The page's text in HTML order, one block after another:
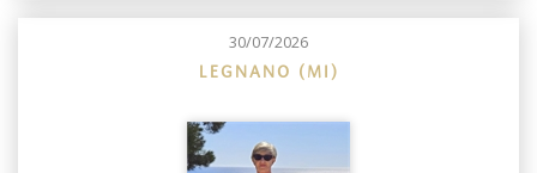
30/07/2026
LEGNANO (MI)